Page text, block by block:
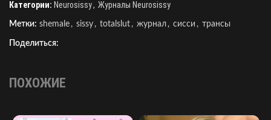
Категории: Neurosissy, Журналы Neurosissy
Метки: shemale , sissy , totalslut , журнал , сисси , трансы
Поделиться:
ПОХОЖИЕ